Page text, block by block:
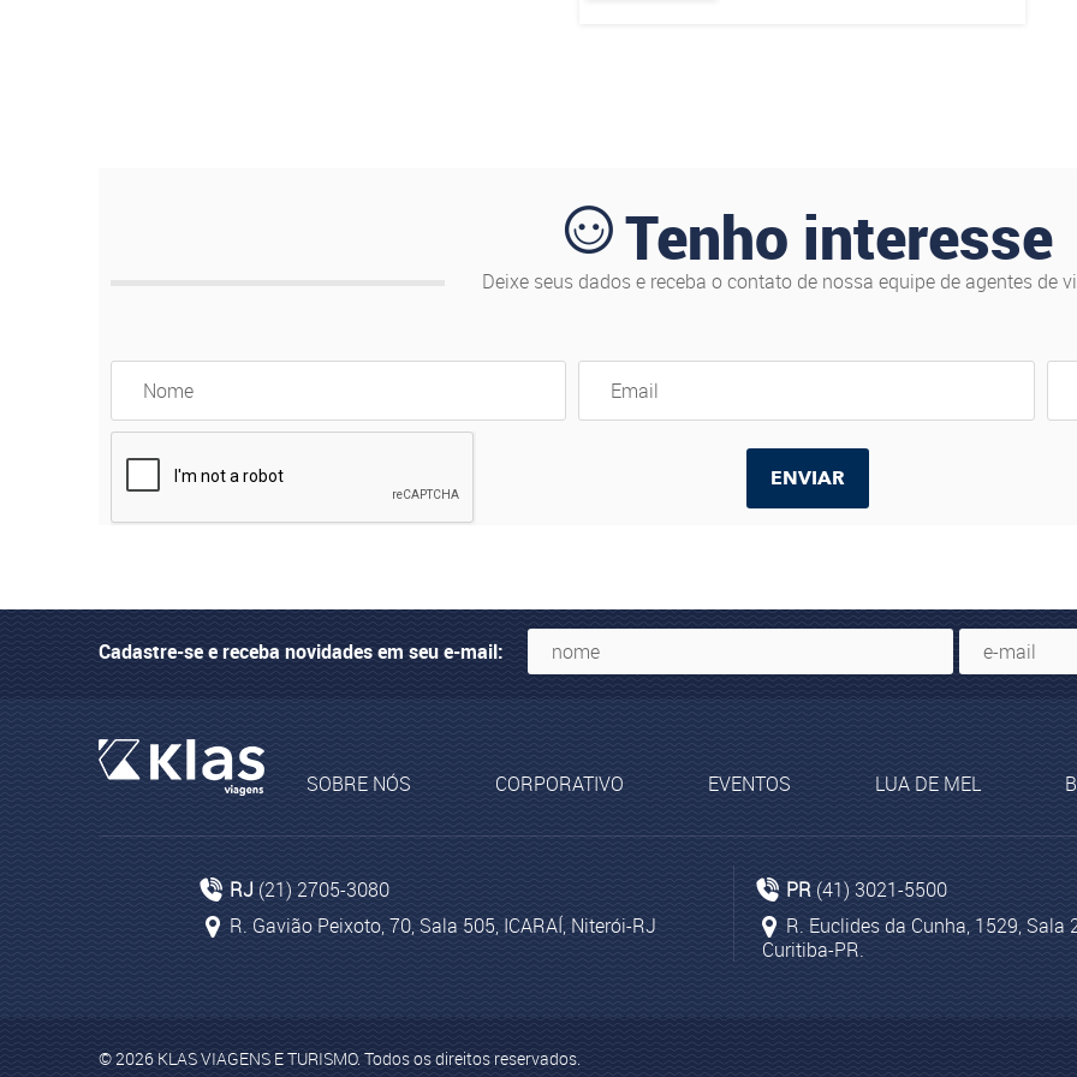
relaxar
e ideal
para
casais
de Mel.
Tenho interesse
Deixe seus dados e receba o contato de nossa equipe de agentes de
ENVIAR
Cadastre-se e receba novidades em seu e-mail:
SOBRE NÓS CORPORATIVO EVENTOS LUA DE MEL
Passagens aéreas para África do Sul
Cruzeiros Internacionais Ásia
Agências Viagem Rio de Janeiro
Gastronomia italiana
RJ (21) 2705-3080
R. Gavião Peixoto, 70, Sala 505, ICARAÍ, Niterói-RJ
PR (41) 3021-5500
R. Euclides da Cunha, 1529, Sala
Curitiba-PR.
© 2026 KLAS VIAGENS E TURISMO. Todos os direitos reservados.